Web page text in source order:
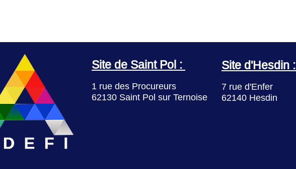
Site de Saint Pol :
1 rue des Procureurs
62130 Saint Pol sur Ternoise
Site d'Hesdin :
7 rue d'Enfer
62140 Hesdin